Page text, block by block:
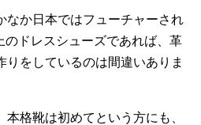
なか日本ではフューチャーされ
のドレスシューズであれば、革
りをしているのは間違いありま
格靴は初めてという方にも、